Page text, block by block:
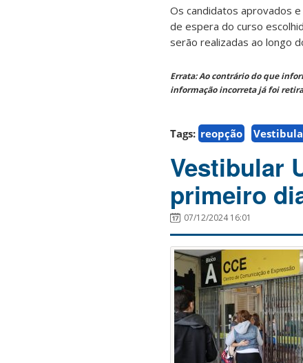
Os candidatos aprovados
de espera do curso
serão realizadas ao longo
Errata: Ao contrário do que
informação incorreta já foi
Tags: reopção
Vestibular
primeiro
07/12/2024 16:01